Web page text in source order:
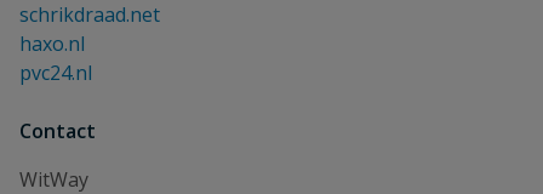
schrikdraad.net
haxo.nl
pvc24.nl
Contact
WitWay